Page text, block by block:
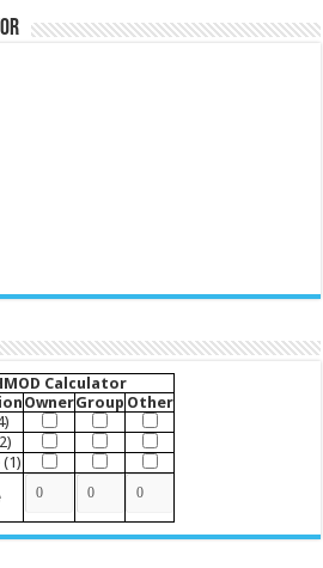
Calculator
OwnerGroup Other
(1)